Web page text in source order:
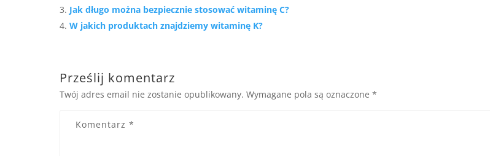
Jak długo można bezpiecznie stosować witaminę C?
W jakich produktach znajdziemy witaminę K?
Prześlij komentarz
Twój adres email nie zostanie opublikowany. Wymagane pola są oznaczone *